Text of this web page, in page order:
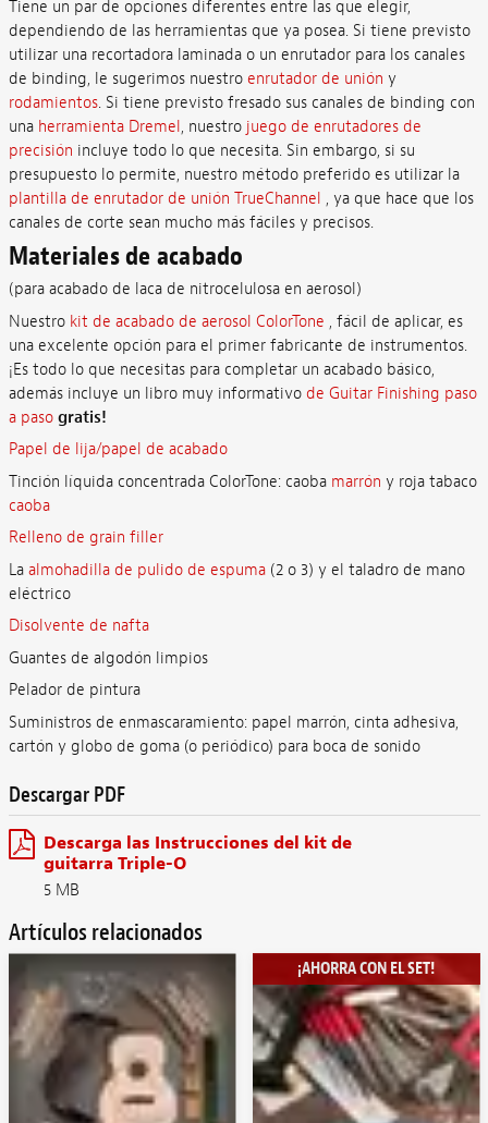
Tiene un par de opciones diferentes entre las que elegir,
dependiendo de las herramientas que ya posea. Si tiene previsto
utilizar una recortadora laminada o un enrutador para los canales
de binding, le sugerimos nuestro enrutador de unión y
rodamientos. Si tiene previsto fresado sus canales de binding con
una herramienta Dremel, nuestro juego de enrutadores de
precisión incluye todo lo que necesita. Sin embargo, si su
presupuesto lo permite, nuestro método preferido es utilizar la
plantilla de enrutador de unión TrueChannel , ya que hace que los
canales de corte sean mucho más fáciles y precisos.
Materiales de acabado
(para acabado de laca de nitrocelulosa en aerosol)
Nuestro kit de acabado de aerosol ColorTone , fácil de aplicar, es
una excelente opción para el primer fabricante de instrumentos.
¡Es todo lo que necesitas para completar un acabado básico,
además incluye un libro muy informativo de Guitar Finishing paso
a paso gratis!
Papel de lija/papel de acabado
Tinción líquida concentrada ColorTone: caoba marrón y roja tabaco
caoba
Relleno de grain filler
La almohadilla de pulido de espuma(2 o 3) y el taladro de mano
eléctrico
Disolvente de nafta
Guantes de algodón limpios
Pelador de pintura
Suministros de enmascaramiento: papel marrón, cinta adhesiva,
cartón y globo de goma (o periódico) para boca de sonido
Descargar PDF
Descarga las Instrucciones del kit de
guitarra Triple-O
5 MB
Artículos relacionados
¡AHORRA CON EL SET!